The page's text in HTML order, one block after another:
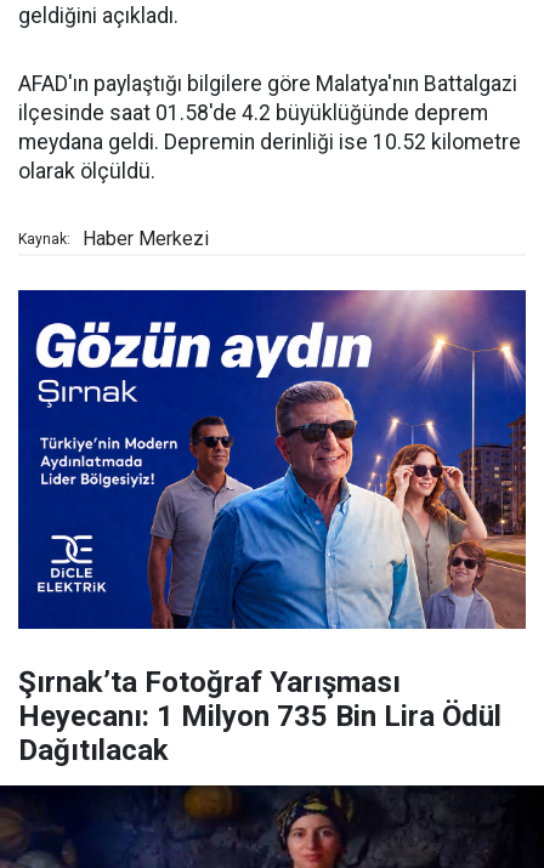
geldiğini açıkladı.
AFAD'ın paylaştığı bilgilere göre Malatya'nın Battalgazi
ilçesinde saat 01.58'de 4.2 büyüklüğünde deprem
meydana geldi. Depremin derinliği ise 10.52 kilometre
olarak ölçüldü.
Kaynak: Haber Merkezi
Şırnak’ta Fotoğraf Yarışması
Heyecanı: 1 Milyon 735 Bin Lira Ödül
Dağıtılacak